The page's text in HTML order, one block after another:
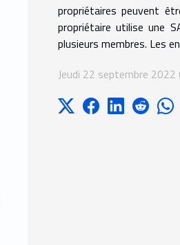
propriétaires peuvent
propriétaire utilise une
plusieurs membres. Les
Jeudi 22 septembre 2022